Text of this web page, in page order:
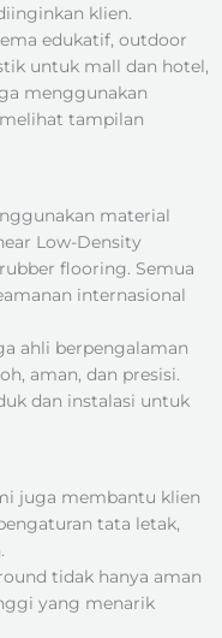
klien.
edukatif, outdoor
untuk mall dan hotel,
menggunakan
tampilan
material
Low-Density
flooring. Semua
internasional
ahli berpengalaman
aman, dan presisi.
dan instalasi untuk
juga membantu klien
tata letak,
tidak hanya aman
yang menarik